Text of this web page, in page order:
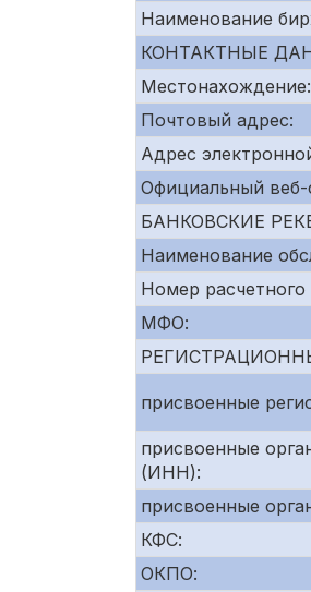
Наименование
КОНТАКТНЫЕ
Местонахождение:
Почтовый адрес:
Адрес
Официальный веб-
БАНКОВСКИЕ
Наименование
Номер расчетного
МФО:
присвоенные
присвоенные
(ИНН):
присвоенные
КФС:
ОКПО: